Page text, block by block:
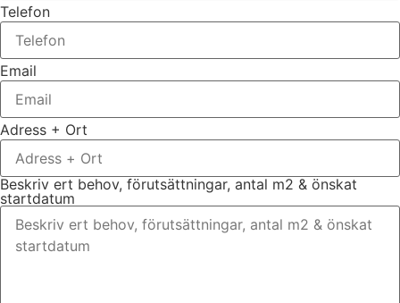
Telefon
Email
Adress + Ort
Beskriv ert behov, förutsättningar, antal m2 & önskat
startdatum